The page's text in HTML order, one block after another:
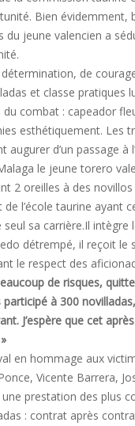
Bien évidemment,
jeune valencien a
de
et classe pratiques
combat : capeador
esthétiquement. Les
d’un passage à
le jeune torero
2 oreilles à des novillos
l’école taurine ayant
sa carrière.Il intègre
détrempé, il reçoit le
le respect des
de risques,
à 300
J’espère que cet
en hommage aux
Vicente Barrera,
prestation des plus
: contrat après